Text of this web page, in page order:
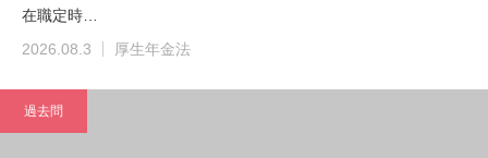
在職定時…
2026.08.3
厚生年金法
過去問